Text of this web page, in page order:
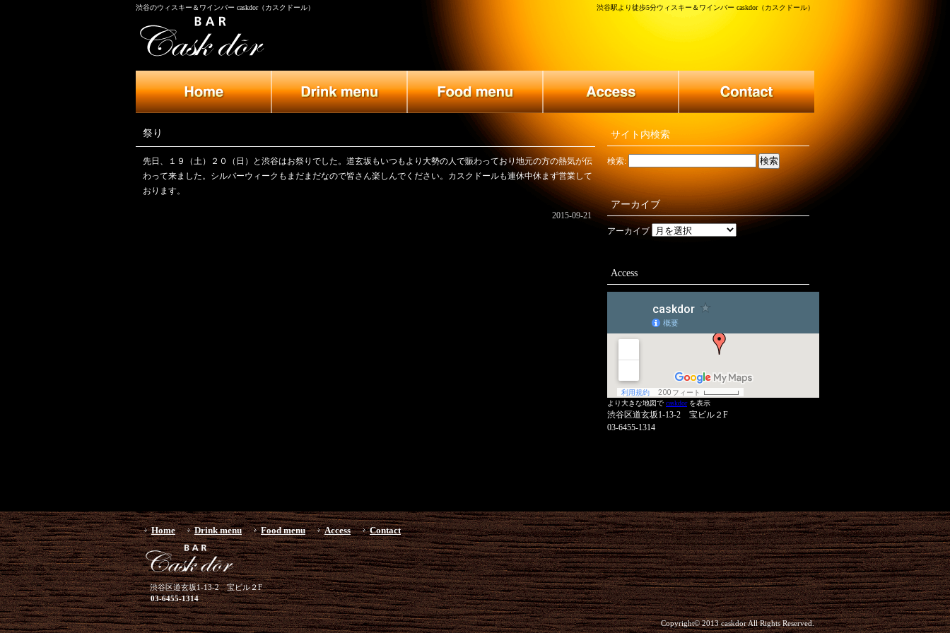
渋谷のウィスキー＆ワインバー caskdor（カスクドール） 渋谷駅より徒歩5分ウィスキー＆ワインバー caskdor（カスクドール）
祭り
先日、１９（土）２０（日）と渋谷はお祭りでした。道玄坂もいつもより大勢の人で賑わっており地元の方の熱気が伝
わって来ました。シルバーウィークもまだまだなので皆さん楽しんでください。カスクドールも連休中休まず営業して
おります。
2015-09-21
サイト内検索
検索:
アーカイブ
アーカイブ
Access
より大きな地図で caskdorを表示
渋谷区道玄坂1-13-2 宝ビル２F
03-6455-1314
Home Drink menu Food menu Access Contact
渋谷区道玄坂1-13-2 宝ビル２F
03-6455-1314
Copyright© 2013 caskdor All Rights Reserved.